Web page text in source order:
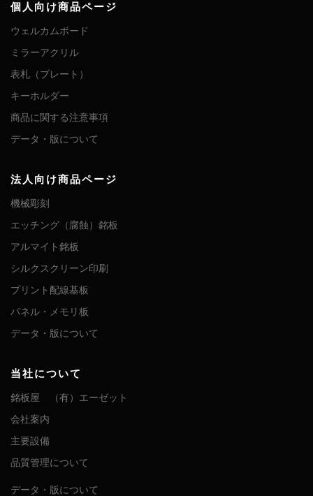
個人向け商品ページ
ウェルカムボード
ミラーアクリル
表札（プレート）
キーホルダー
商品に関する注意事項
データ・版について
法人向け商品ページ
機械彫刻
エッチング（腐蝕）銘板
アルマイト銘板
シルクスクリーン印刷
プリント配線基板
パネル・メモリ板
データ・版について
当社について
銘板屋 （有）エーゼット
会社案内
主要設備
品質管理について
データ・版について